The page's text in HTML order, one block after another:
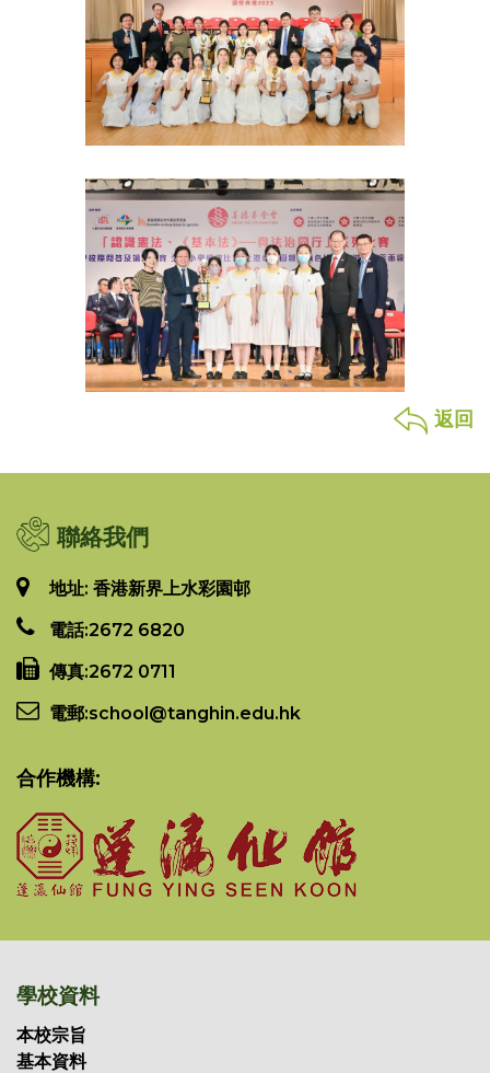
返回
聯絡我們
地址: 香港新界上水彩園邨
電話:2672 6820
傳真:2672 0711
電郵:school@tanghin.edu.hk
合作機構:
學校資料
本校宗旨
基本資料